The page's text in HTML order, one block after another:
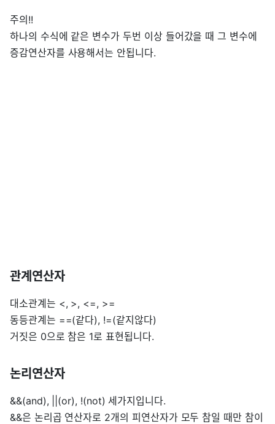
주의!!
하나의 수식에 같은 변수가 두번 이상 들어갔을 때 그 변수에
증감연산자를 사용해서는 안됩니다.
관계연산자
대소관계는 <, >, <=, >=
동등관계는 ==(같다), !=(같지않다)
거짓은 0으로 참은 1로 표현됩니다.
논리연산자
&&(and), ||(or), !(not) 세가지입니다.
&&은 논리곱 연산자로 2개의 피연산자가 모두 참일 때만 참이